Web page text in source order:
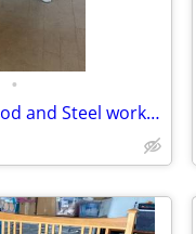
•
Adjustable Height Hardwood and Steel worktable